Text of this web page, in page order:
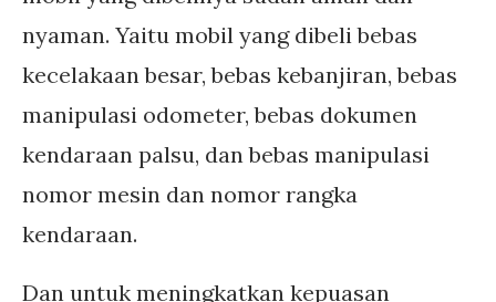
nyaman. Yaitu mobil yang dibeli bebas
kecelakaan besar, bebas kebanjiran, bebas
manipulasi odometer, bebas dokumen
kendaraan palsu, dan bebas manipulasi
nomor mesin dan nomor rangka
kendaraan.
Dan untuk meningkatkan kepuasan